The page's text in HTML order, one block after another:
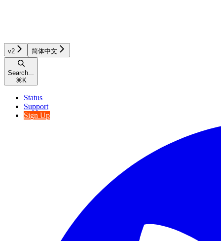
v2 简体中文
Search...
⌘ K
Status
Support
Sign Up